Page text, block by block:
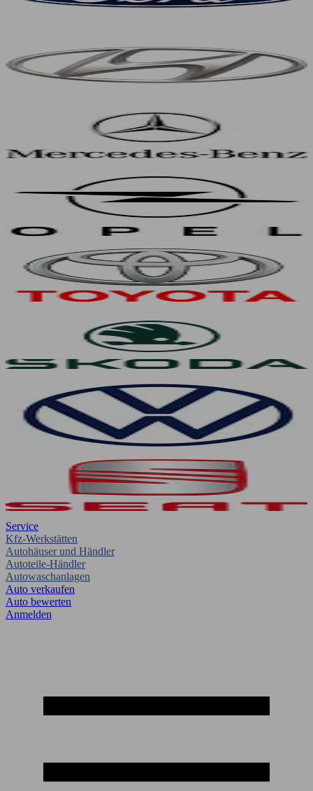
Service
Kfz-Werkstätten
Autohäuser und Händler
Autoteile-Händler
Autowaschanlagen
Auto verkaufen
Auto bewerten
Anmelden